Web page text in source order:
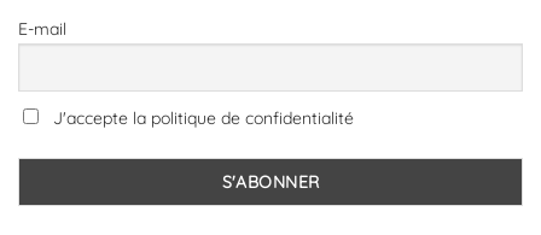
E-mail
J'accepte la politique de confidentialité